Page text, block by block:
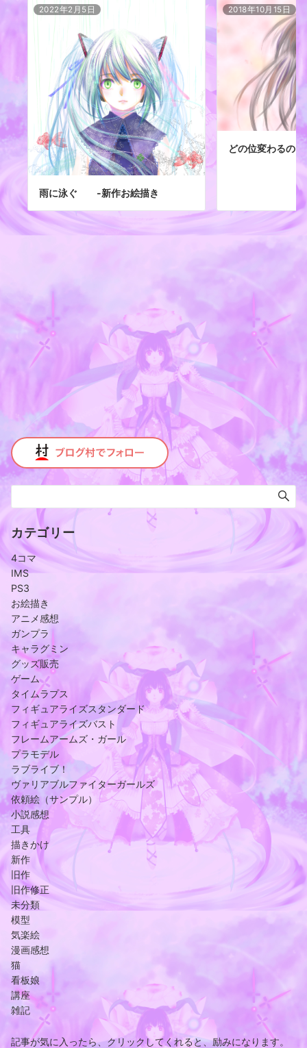
2022年2月5日
雨に泳ぐ -新作お絵描き
2018年10月15日
どの位変わるの？
カテゴリー
4コマ
IMS
PS3
お絵描き
アニメ感想
ガンプラ
キャラグミン
グッズ販売
ゲーム
タイムラプス
フィギュアライズスタンダード
フィギュアライズバスト
フレームアームズ・ガール
プラモデル
ラブライブ！
ヴァリアブルファイターガールズ
依頼絵（サンプル）
小説感想
工具
描きかけ
新作
旧作
旧作修正
未分類
模型
気楽絵
漫画感想
猫
看板娘
講座
雑記
記事が気に入ったら、クリックしてくれると、励みになります。